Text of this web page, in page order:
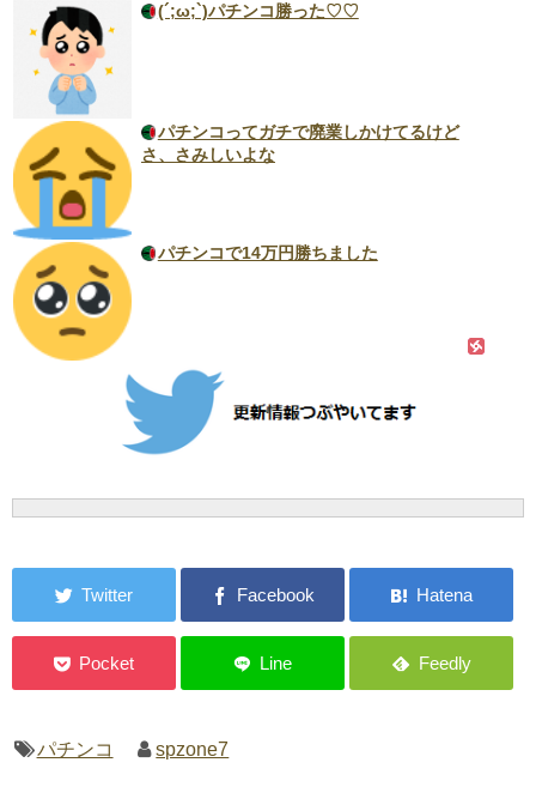
(´;ω;`)パチンコ勝った♡♡
パチンコってガチで廃業しかけてるけど
さ、さみしいよな
パチンコで14万円勝ちました
パチンコ spzone7